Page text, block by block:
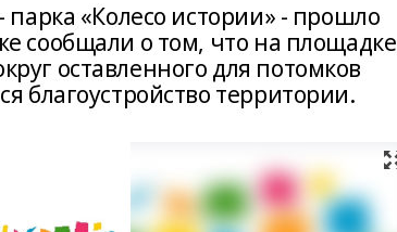
парка «Колесо истории» - прошло
сообщали о том, что на площадке
оставленного для потомков
благоустройство территории.